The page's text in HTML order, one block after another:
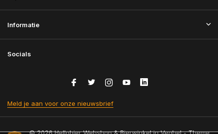
Informatie
Socials
Meld je aan voor onze nieuwsbrief